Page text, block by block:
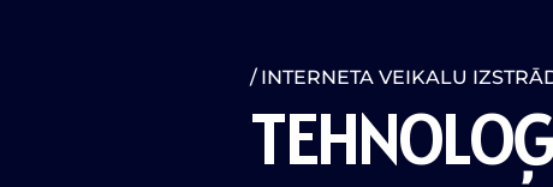
INTERNETA VEIKALU
TEHNOLOĢ